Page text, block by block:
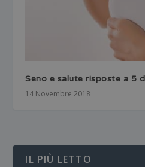
Seno e salute risposte a 5
14 Novembre 2018
IL PIÙ LETTO